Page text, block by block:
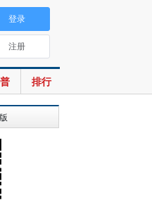
排行
登录
注册